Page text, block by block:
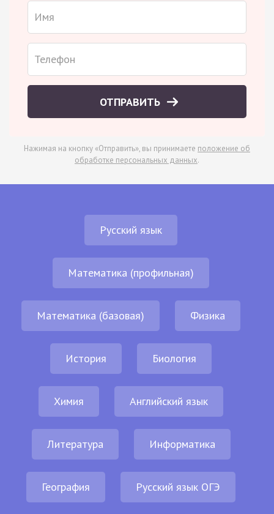
ОТПРАВИТЬ
Нажимая на кнопку «Отправить», вы принимаете положение об
обработке персональных данных.
Русский язык
Математика (профильная)
Математика (базовая) Физика
История Биология
Химия Английский язык
Литература Информатика
География Русский язык ОГЭ